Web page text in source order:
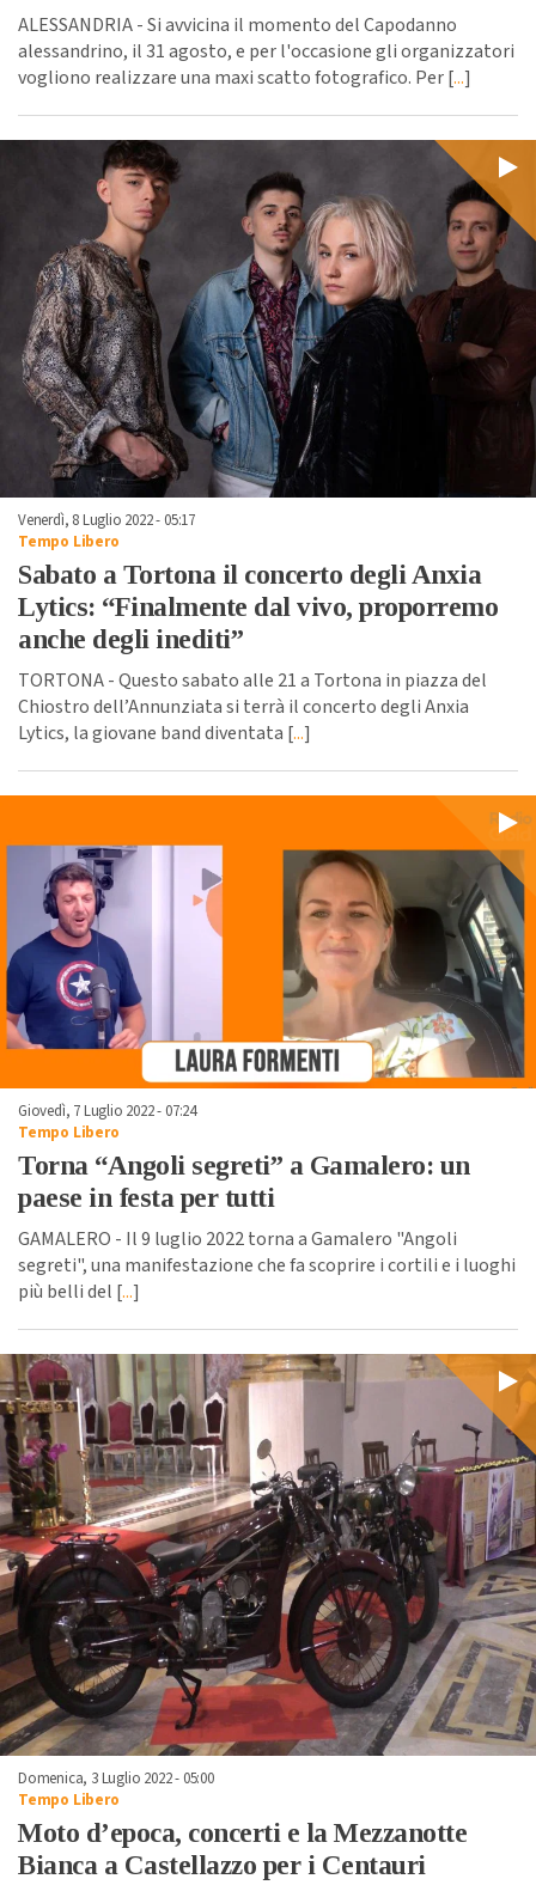
ALESSANDRIA - Si avvicina il momento del Capodanno
alessandrino, il 31 agosto, e per l'occasione gli organizzatori
vogliono realizzare una maxi scatto fotografico. Per [...]
Venerdì, 8 Luglio 2022 - 05:17
Tempo Libero
Sabato a Tortona il concerto degli Anxia
Lytics: “Finalmente dal vivo, proporremo
anche degli inediti”
TORTONA - Questo sabato alle 21 a Tortona in piazza del
Chiostro dell’Annunziata si terrà il concerto degli Anxia
Lytics, la giovane band diventata [...]
Giovedì, 7 Luglio 2022 - 07:24
Tempo Libero
Torna “Angoli segreti” a Gamalero: un
paese in festa per tutti
GAMALERO - Il 9 luglio 2022 torna a Gamalero "Angoli
segreti", una manifestazione che fa scoprire i cortili e i luoghi
più belli del [...]
Domenica, 3 Luglio 2022 - 05:00
Tempo Libero
Moto d’epoca, concerti e la Mezzanotte
Bianca a Castellazzo per i Centauri